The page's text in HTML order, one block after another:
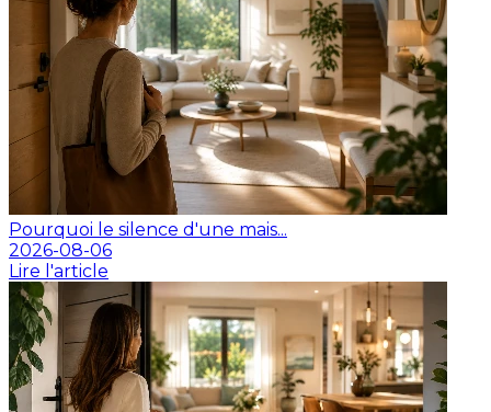
Pourquoi le silence d'une mais...
2026-08-06
Lire l'article